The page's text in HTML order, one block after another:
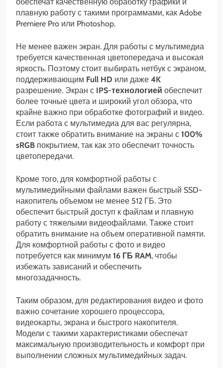
плавную работу с такими программами, как Adobe
Premiere Pro или Photoshop.
Не менее важен экран. Для работы с мультимедиа
требуется качественная цветопередача и высокая
яркость. Поэтому стоит выбирать нетбук с экраном,
поддерживающим Full HD или даже 4K
разрешение. Экран с IPS-технологией обеспечит
более точные цвета и широкий угол обзора, что
крайне важно при обработке фотографий и видео.
Если работа с мультимедиа для вас регулярна,
стоит также обратить внимание на экраны с 100%
sRGB покрытием, так как это обеспечит точность
цветопередачи.
Кроме того, для комфортной работы с
мультимедийными файлами важен быстрый SSD-
накопитель объемом не менее 512 ГБ. Это
обеспечит быстрый доступ к файлам и плавную
работу с тяжелыми видеофайлами. Также стоит
обратить внимание на объем оперативной памяти.
Для комфортной работы с фото и видео
потребуется как минимум 16 ГБ RAM, чтобы
избежать зависаний и обеспечить
многозадачность.
Таким образом, для редактирования видео и фото
важно сочетание хорошего процессора,
видеокарты, экрана и быстрого накопителя.
Модели с такими характеристиками обеспечат
максимальную производительность и комфорт при
выполнении сложных мультимедийных задач.